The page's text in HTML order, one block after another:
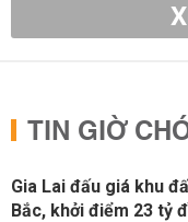
TIN GIỜ
Gia Lai đấu giá khu
Bắc, khởi điểm 23 tỷ